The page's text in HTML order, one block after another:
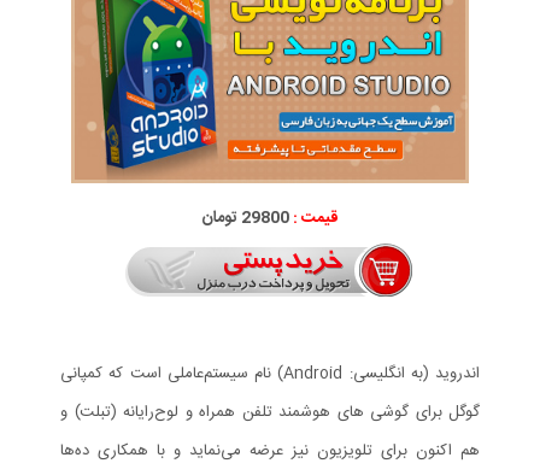
قیمت :29800 تومان
اندروید (به انگلیسی: Android) نام سیستم‌عاملی است که کمپانی
گوگل برای گوشی های هوشمند تلفن همراه و لوح‌رایانه (تبلت) و
هم اکنون برای تلویزیون نیز عرضه می‌نماید و با همکاری ده‌ها